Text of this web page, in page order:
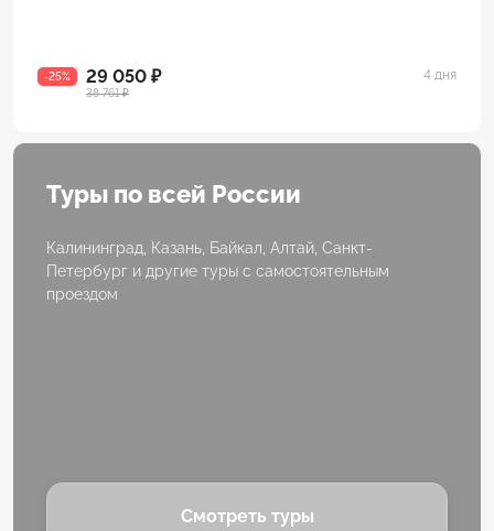
-25% 29 050 ₽
38 761 ₽
4 дня
Туры по всей России
Калининград, Казань, Байкал, Алтай, Санкт-
Петербург и другие туры с самостоятельным
проездом
Смотреть туры